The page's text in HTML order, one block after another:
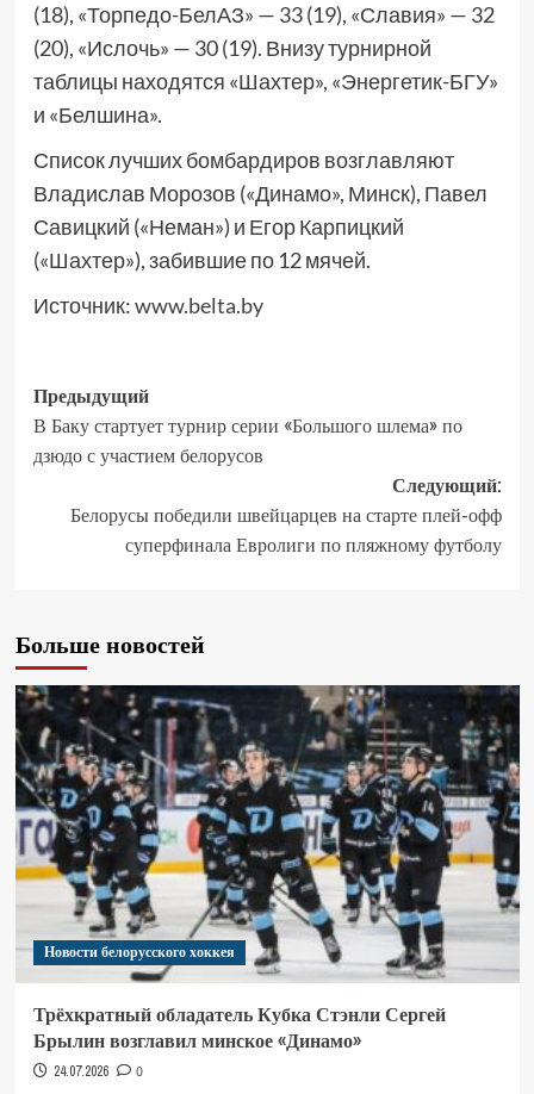
(18), «Торпедо-БелАЗ» — 33 (19), «Славия» — 32
(20), «Ислочь» — 30 (19). Внизу турнирной
таблицы находятся «Шахтер», «Энергетик-БГУ»
и «Белшина».
Список лучших бомбардиров возглавляют
Владислав Морозов («Динамо», Минск), Павел
Савицкий («Неман») и Егор Карпицкий
(«Шахтер»), забившие по 12 мячей.
Источник:www.belta.by
Предыдущий
В Баку стартует турнир серии «Большого шлема» по
дзюдо с участием белорусов
Следующий:
Белорусы победили швейцарцев на старте плей-офф
суперфинала Евролиги по пляжному футболу
Больше новостей
Новости белорусского хоккея
Трёхкратный обладатель Кубка Стэнли Сергей
Брылин возглавил минское «Динамо»
24.07.2026 0